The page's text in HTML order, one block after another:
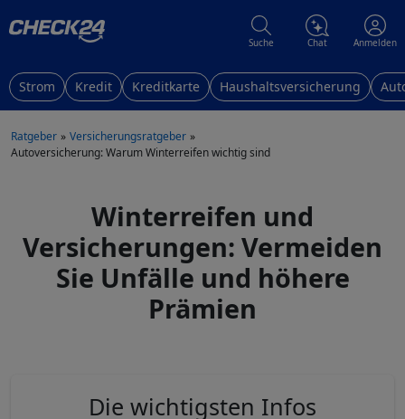
Suche Chat Anmelden
Strom Kredit Kreditkarte Haushaltsversicherung
Ratgeber
Versicherungsratgeber
Autoversicherung: Warum Winterreifen wichtig sind
Winterreifen und
Versicherungen: Vermeiden
Sie Unfälle und höhere
Prämien
Die wichtigsten Infos